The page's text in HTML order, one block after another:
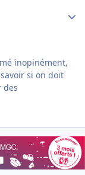
inopinément,
si on doit
des